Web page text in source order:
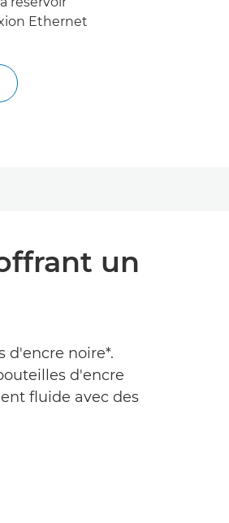
Ethernet
un
d'encre noire*.
d'encre
fluide avec des